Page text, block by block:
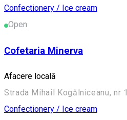
Confectionery / Ice cream
Open
Cofetaria Minerva
Afacere locală
Strada Mihail Kogălniceanu, nr
Confectionery / Ice cream